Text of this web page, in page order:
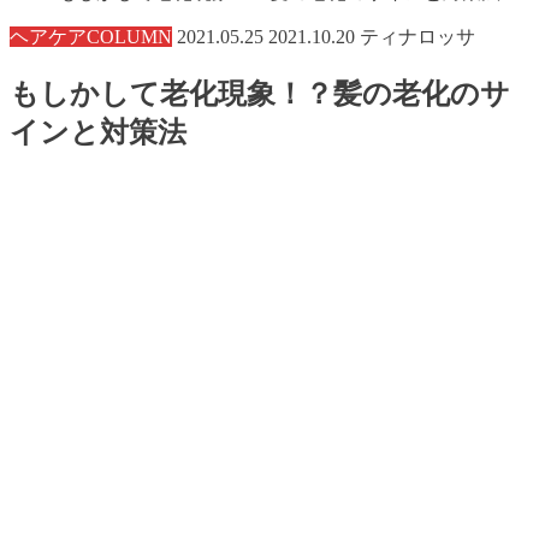
ヘアケアCOLUMN 2021.05.25 2021.10.20 ティナロッサ
もしかして老化現象！？髪の老化のサ
インと対策法